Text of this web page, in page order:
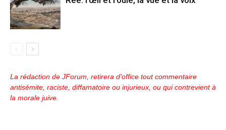
La rédaction de JForum, retirera d'office tout commentaire
antisémite, raciste, diffamatoire ou injurieux, ou qui contrevient à
la morale juive.